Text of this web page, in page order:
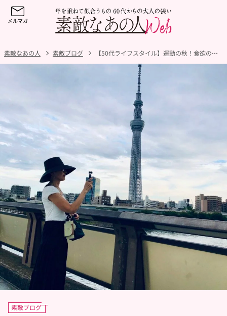
素敵なあの人 素敵ブログ 【50代ライフスタイル】運動の秋！食欲の秋！墨田川沿いを行くグルメウォーキング
素敵ブログ